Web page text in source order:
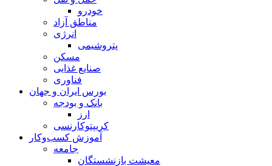
خودرو
مناطق آزاد
انرژی
پتروشیمی
مسکن
صنایع غذایی
فناوری
بورس ایران و جهان
بانک و بودجه
ارز
کریپتوکارنسی
آموزش کسب‌وکار
جامعه
معیشت بازنشستگان